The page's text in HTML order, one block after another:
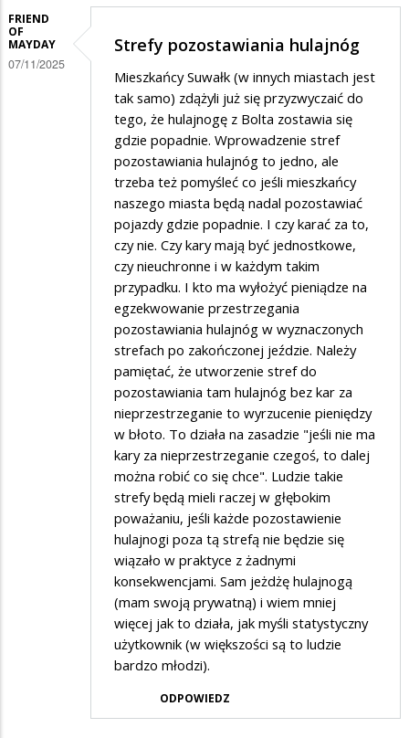
Renkiewicz
osobiście
doprowadził
FRIEND
OF
MAYDAY
07/11/2025
Strefy pozostawiania hulajnóg
Mieszkańcy Suwałk (w innych miastach jest
tak samo) zdążyli już się przyzwyczaić do
tego, że hulajnogę z Bolta zostawia się
gdzie popadnie. Wprowadzenie stref
pozostawiania hulajnóg to jedno, ale
trzeba też pomyśleć co jeśli mieszkańcy
naszego miasta będą nadal pozostawiać
pojazdy gdzie popadnie. I czy karać za to,
czy nie. Czy kary mają być jednostkowe,
czy nieuchronne i w każdym takim
przypadku. I kto ma wyłożyć pieniądze na
egzekwowanie przestrzegania
pozostawiania hulajnóg w wyznaczonych
strefach po zakończonej jeździe. Należy
pamiętać, że utworzenie stref do
pozostawiania tam hulajnóg bez kar za
nieprzestrzeganie to wyrzucenie pieniędzy
w błoto. To działa na zasadzie "jeśli nie ma
kary za nieprzestrzeganie czegoś, to dalej
można robić co się chce". Ludzie takie
strefy będą mieli raczej w głębokim
poważaniu, jeśli każde pozostawienie
hulajnogi poza tą strefą nie będzie się
wiązało w praktyce z żadnymi
konsekwencjami. Sam jeżdżę hulajnogą
(mam swoją prywatną) i wiem mniej
więcej jak to działa, jak myśli statystyczny
użytkownik (w większości są to ludzie
bardzo młodzi).
ODPOWIEDZ